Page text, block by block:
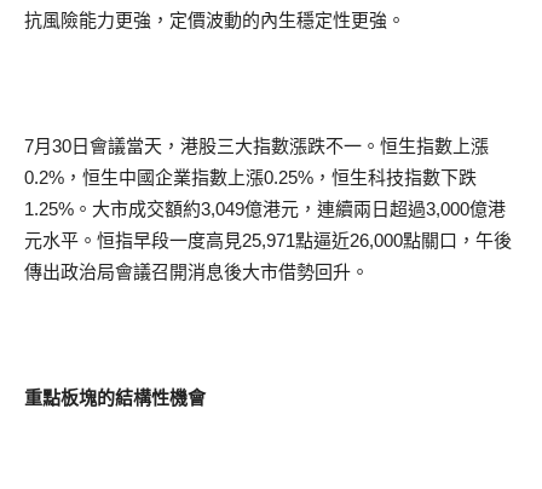
抗風險能力更強，定價波動的內生穩定性更強。
7月30日會議當天，港股三大指數漲跌不一。恒生指數上漲
0.2%，恒生中國企業指數上漲0.25%，恒生科技指數下跌
1.25%。大市成交額約3,049億港元，連續兩日超過3,000億港
元水平。恒指早段一度高見25,971點逼近26,000點關口，午後
傳出政治局會議召開消息後大市借勢回升。
重點板塊的結構性機會